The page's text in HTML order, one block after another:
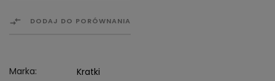
 DODAJ DO PORÓWNANIA
Marka:
Kratki